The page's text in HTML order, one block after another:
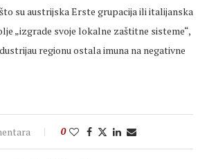
su austrijska Erste grupacija ili italijanska
„izgrade svoje lokalne zaštitne sisteme“,
regionu ostala imuna na negativne
0